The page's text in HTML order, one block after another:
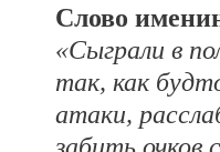
Слово
«Сыграли в
так, как
атаки,